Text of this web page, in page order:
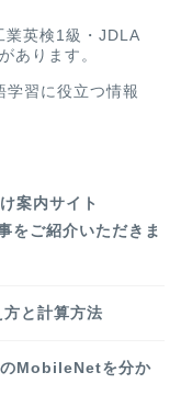
英検1級・JDLA
あります。
学習に役立つ情報
案内サイト
をご紹介いただきま
方と計算方法
のMobileNetを分か